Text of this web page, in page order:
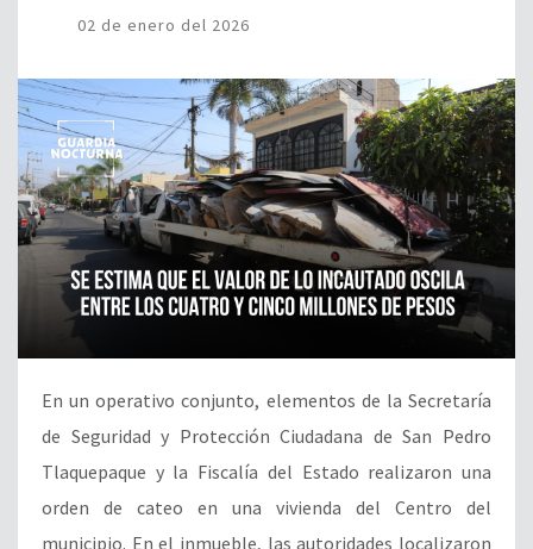
02 de enero del 2026
En un operativo conjunto, elementos de la Secretaría
de Seguridad y Protección Ciudadana de San Pedro
Tlaquepaque y la Fiscalía del Estado realizaron una
orden de cateo en una vivienda del Centro del
municipio. En el inmueble, las autoridades localizaron